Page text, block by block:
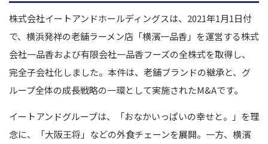
株式会社イートアンドホールディングスは、2021年1月1日付
で、横浜発祥の老舗ラーメン店「横濱一品香」を運営する株式
会社一品香および有限会社一品香フーズの全株式を取得し、
完全子会社化しました。本件は、老舗ブランドの継承と、グ
ループ全体の成長戦略の一環として実施されたM&Aです。
イートアンドグループは、「おなかいっぱいの幸せと。」を理
念に、「大阪王将」などの外食チェーンを展開。一方、横濱